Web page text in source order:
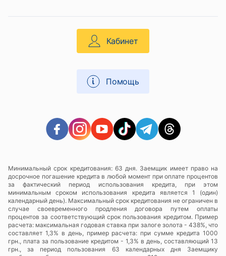
Кабинет
Помощь
Минимальный срок кредитования: 63 дня. Заемщик имеет право на
досрочное погашение кредита в любой момент при оплате процентов
за фактический период использования кредита, при этом
минимальным сроком использования кредита является 1 (один)
календарный день). Максимальный срок кредитования не ограничен в
случае своевременного продления договора путем оплаты
процентов за соответствующий срок пользования кредитом. Пример
расчета: максимальная годовая ставка при залоге золота - 438%, что
составляет 1,3% в день, пример расчета: при сумме кредита 1000
грн., плата за пользование кредитом - 1,3% в день, составляющий 13
грн., за период пользования 63 календарных дня Заемщику